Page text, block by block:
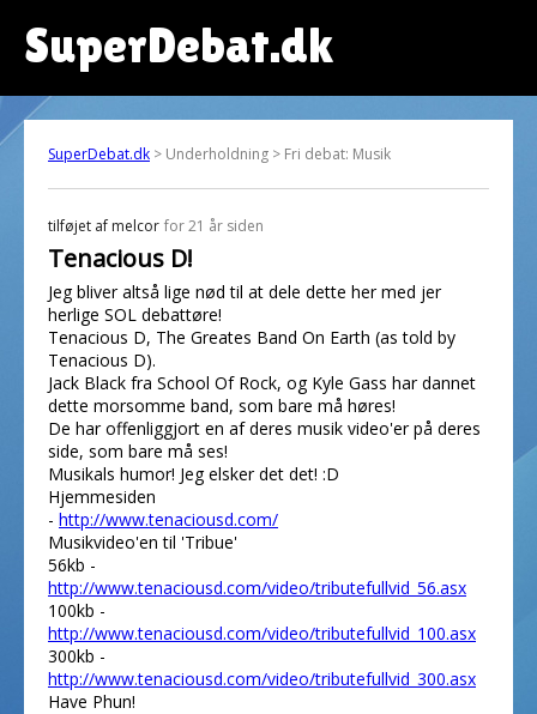
SuperDebat.dk
SuperDebat.dk > Underholdning > Fri debat: Musik
tilføjet af melcor for 21 år siden
Tenacious D!
Jeg bliver altså lige nød til at dele dette her med jer
herlige SOL debattøre!
Tenacious D, The Greates Band On Earth (as told by
Tenacious D).
Jack Black fra School Of Rock, og Kyle Gass har dannet
dette morsomme band, som bare må høres!
De har offenliggjort en af deres musik video'er på deres
side, som bare må ses!
Musikals humor! Jeg elsker det det! :D
Hjemmesiden
- http://www.tenaciousd.com/
Musikvideo'en til 'Tribue'
56kb -
http://www.tenaciousd.com/video/tributefullvid_56.asx
100kb -
http://www.tenaciousd.com/video/tributefullvid_100.asx
300kb -
http://www.tenaciousd.com/video/tributefullvid_300.asx
Have Phun!